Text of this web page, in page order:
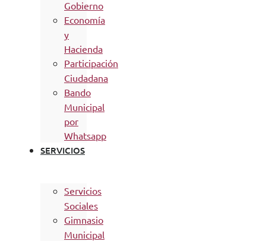
Gobierno
Economía
y
Hacienda
Participación
Ciudadana
Bando
Municipal
por
Whatsapp
SERVICIOS
Servicios
Sociales
Gimnasio
Municipal